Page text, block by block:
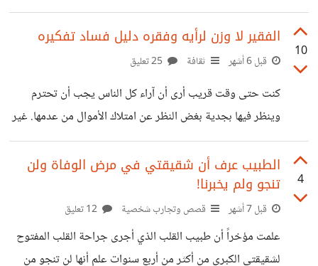
كل حقوقها وتهرب بجلدها وعيالها منه. يقول صديقي: لقد أساء
عشرتها طوال خمسة عشر عاماً وطفح بها الكيل. ولما كنا كل مرة
تردها إليه بعد أن يبكي ويمثل أنه لا يستطيع أن يستغني عنها
قرر أن يقاطع شقيقته لأنها بذلك تنازلت عن حقوقها وأنه كان لابد
أن يؤدب ويسجن
10
الفقير لا وزن لرأيه وفقره دليل فساد تفكيره
قبل 6 أشهر ثقافة
كنت حتى وقت قريب أرى أن آراء كل الناس يجب أن تحترم
وينظر فيها بجدية بغض النظر عن امتلاك الأموال من عدمها. غير
اني غيرت رأيي قليلاً الآن وأصبحت مثل باقي الناس لا أبدي كثير
إهتمام لآراء الفقراء (وهذا لا يعني أنني أصبحت غنيا أيضا هههه)
ويجب أن يحتفظوا بها لأنفسهم؛ لأن افكارهم المستنيرة هذه لو
كانت تنفع لنفعتهم هم أولا ولضنوا بها علينا وحافظوا عليها مثل
الكنز الثمين! وعلى هذا صدق الشاعر حينما قال: إن الغني وإن
تكلم بالخطأ
4
الطبيب عرف أن شقيقتي في مرض الوفاة ولن
تنجو ولم يخبرنا!
قبل 7 أشهر قصص وتجارب شخصية
علمت مؤخراً أن طبيب القلب الذي أجرى جراحة القلب المفتوح
لشقيقتي الكبرى من أكثر من أربع سنوات علم أنها لن تنجو من